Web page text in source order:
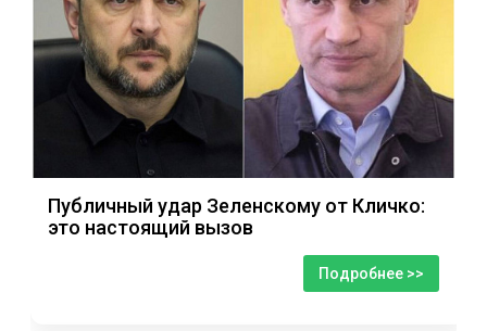
Публичный удар Зеленскому от Кличко:
это настоящий вызов
Подробнее >>